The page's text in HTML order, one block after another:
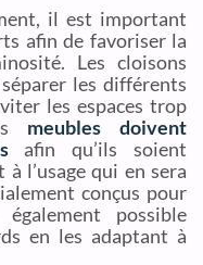
il est important
afin de favoriser la
Les cloisons
les différents
les espaces trop
meubles doivent
afin qu’ils soient
à l’usage qui en sera
conçus pour
possible
en les adaptant à